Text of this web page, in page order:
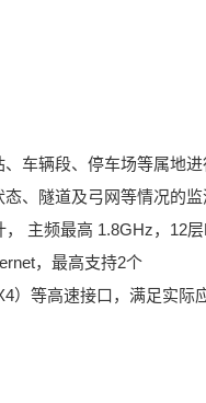
、 车辆段、停车场等属地进
、隧道及弓网等情况的监
， 主频最高 1.8GHz，12
，最高支持2个
）等高速接口，满足实际